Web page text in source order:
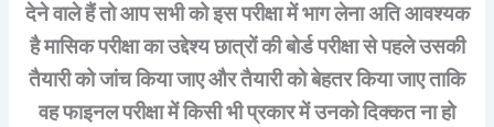
देने वाले हैं तो आप सभी को इस परीक्षा में भाग लेना अति आवश्यक
है मासिक परीक्षा का उद्देश्य छात्रों की बोर्ड परीक्षा से पहले उसकी
तैयारी को जांच किया जाए और तैयारी को बेहतर किया जाए ताकि
वह फाइनल परीक्षा में किसी भी प्रकार में उनको दिक्कत ना हो